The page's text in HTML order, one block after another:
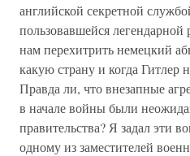
английской секретной
пользовавшейся легендарной
нам перехитрить немецкий
какую страну и когда Гитлер
Правда ли, что внезапные
в начале войны были
правительства? Я задал эти
одному из заместителей